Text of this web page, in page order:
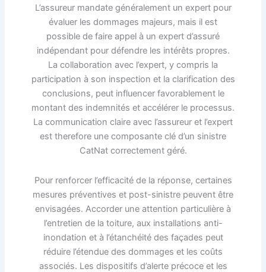
L’assureur mandate généralement un expert pour
évaluer les dommages majeurs, mais il est
possible de faire appel à un expert d’assuré
indépendant pour défendre les intérêts propres.
La collaboration avec l’expert, y compris la
participation à son inspection et la clarification des
conclusions, peut influencer favorablement le
montant des indemnités et accélérer le processus.
La communication claire avec l’assureur et l’expert
est therefore une composante clé d’un sinistre
CatNat correctement géré.
Pour renforcer l’efficacité de la réponse, certaines
mesures préventives et post-sinistre peuvent être
envisagées. Accorder une attention particulière à
l’entretien de la toiture, aux installations anti-
inondation et à l’étanchéité des façades peut
réduire l’étendue des dommages et les coûts
associés. Les dispositifs d’alerte précoce et les